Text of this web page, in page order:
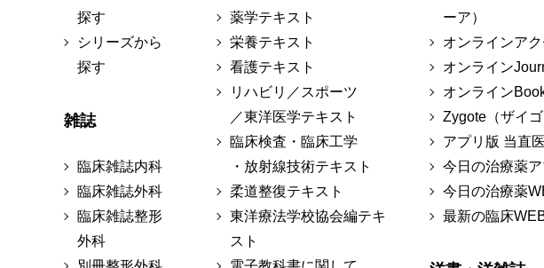
探す
シリーズから
探す
雑誌
臨床雑誌内科
臨床雑誌外科
臨床雑誌整形
外科
薬学テキスト
栄養テキスト
看護テキスト
リハビリ／スポーツ
／東洋医学テキスト
臨床検査・臨床工学
・放射線技術テキスト
柔道整復テキスト
東洋療法学校協会編テキ
スト
ーア）
オンラインア
オンライン
オンライン
Zygote（ザイゴ
アプリ版 当直
今日の治療薬ア
今日の治療薬
最新の臨床